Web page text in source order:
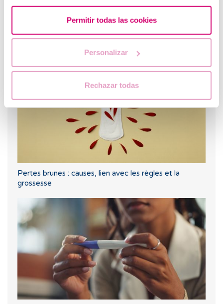
Permitir todas las cookies
Personalizar
Rechazar todas
Endométriose: apprendre à détecter les symptômes
Pertes brunes : causes, lien avec les règles et la
grossesse